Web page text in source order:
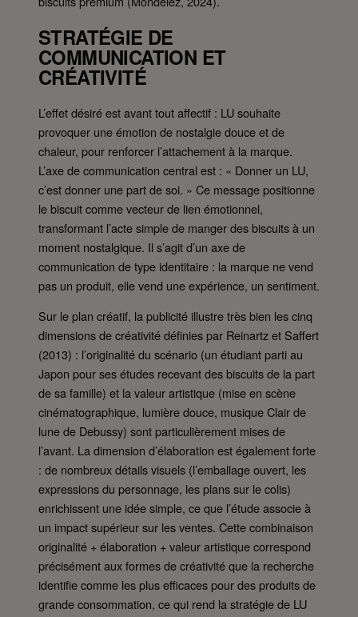
STRATÉGIE DE
COMMUNICATION ET
CRÉATIVITÉ
L’effet désiré est avant tout affectif : LU souhaite
provoquer une émotion de nostalgie douce et de
chaleur, pour renforcer l’attachement à la marque.
L’axe de communication central est : « Donner un LU,
c’est donner une part de soi. » Ce message positionne
le biscuit comme vecteur de lien émotionnel,
transformant l’acte simple de manger des biscuits à un
moment nostalgique. Il s’agit d’un axe de
communication de type identitaire : la marque ne vend
pas un produit, elle vend une expérience, un sentiment.
Sur le plan créatif, la publicité illustre très bien les cinq
dimensions de créativité définies par Reinartz et Saffert
(2013) : l’originalité du scénario (un étudiant parti au
Japon pour ses études recevant des biscuits de la part
de sa famille) et la valeur artistique (mise en scène
cinématographique, lumière douce, musique Clair de
lune de Debussy) sont particulièrement mises de
l’avant. La dimension d’élaboration est également forte
: de nombreux détails visuels (l’emballage ouvert, les
expressions du personnage, les plans sur le colis)
enrichissent une idée simple, ce que l’étude associe à
un impact supérieur sur les ventes. Cette combinaison
originalité + élaboration + valeur artistique correspond
précisément aux formes de créativité que la recherche
identifie comme les plus efficaces pour des produits de
grande consommation, ce qui rend la stratégie de LU